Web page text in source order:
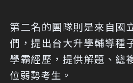
第二名的團隊則是來自國
們，提出台大升學輔導種
學霸經歷，提供解題、總
位弱勢考生。